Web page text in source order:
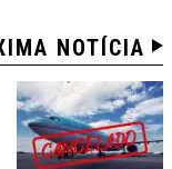
NOTÍCIA